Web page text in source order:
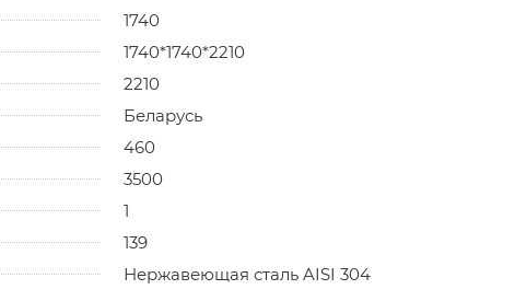
1740
1740*1740*2210
2210
Беларусь
460
3500
1
139
Нержавеющая сталь AISI 304